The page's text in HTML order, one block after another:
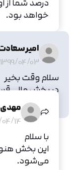
خواهد بود.
امیر
1399/04/03
سلام وقت بخیر
در بخش مالی
لطفا بررسیمهدی
14
با سلام
این بخش
می‌شود.